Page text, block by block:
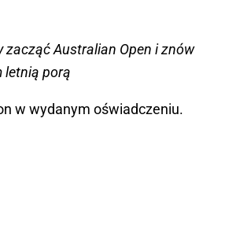
zacząć Australian Open i znów
letnią porą
w wydanym oświadczeniu.